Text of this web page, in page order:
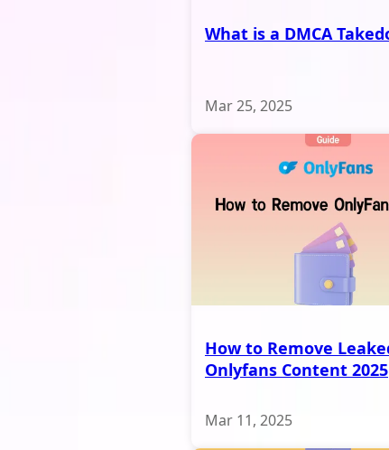
What is a DMCA
Mar 25, 2025
How to Remove
Onlyfans Content 2025
Mar 11, 2025